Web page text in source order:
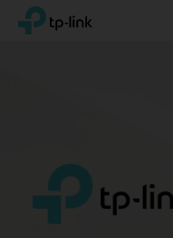
ClickTP-Link, Reliably Smart